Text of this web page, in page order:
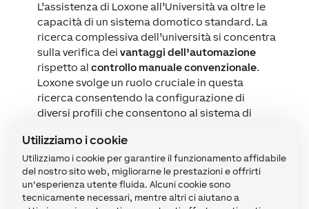
Utilizziamo i cookie
Utilizziamo i cookie per garantire il funzionamento affidabile
del nostro sito web, migliorarne le prestazioni e offrirti
un'esperienza utente fluida. Alcuni cookie sono
tecnicamente necessari, mentre altri ci aiutano a
L’assistenza di Loxone all’Università va oltre le
capacità di un sistema domotico standard. La
ricerca complessiva dell’università si concentra
sulla verifica dei vantaggi dell’automazione
rispetto al controllo manuale convenzionale.
Loxone svolge un ruolo cruciale in questa
ricerca consentendo la configurazione di
diversi profili che consentono al sistema di
viene testato.